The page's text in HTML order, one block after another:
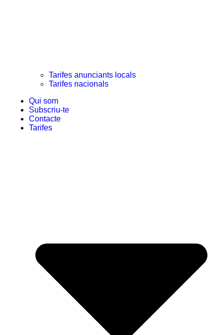
Tarifes anunciants locals
Tarifes nacionals
Qui som
Subscriu-te
Contacte
Tarifes